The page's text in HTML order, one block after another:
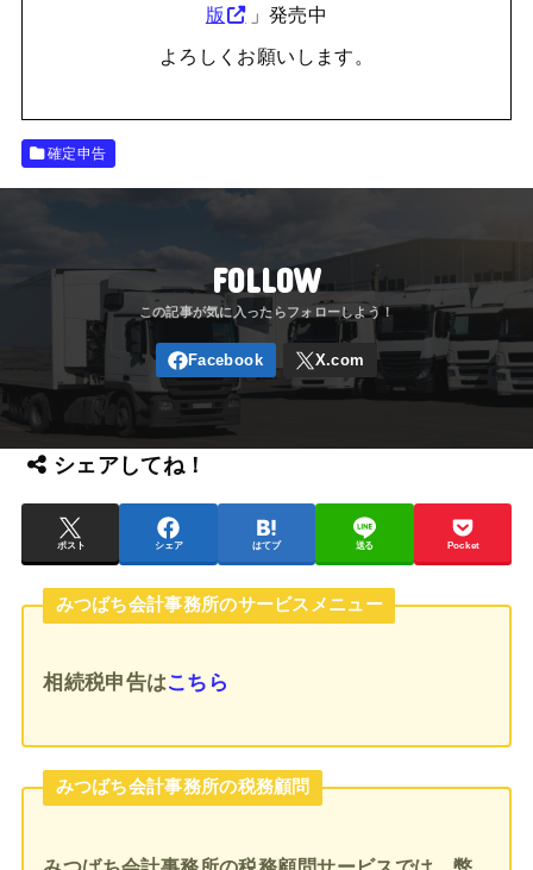
版
」発売中
よろしくお願いします。
確定申告
FOLLOW
シェアしてね！
ポスト シェア はてブ 送る Pocket
みつばち会計事務所のサービスメニュー
相続税申告はこちら
みつばち会計事務所の税務顧問